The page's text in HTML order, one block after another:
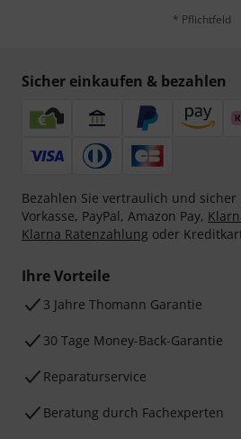
* Pflichtfeld
Sicher einkaufen & bezahlen
Bezahlen Sie vertraulich und
Vorkasse, PayPal, Amazon Pay,
Klarna Ratenzahlung oder
Ihre Vorteile
3 Jahre Thomann Garantie
30 Tage Money-Back-Garantie
Reparaturservice
Beratung durch Fachexperten